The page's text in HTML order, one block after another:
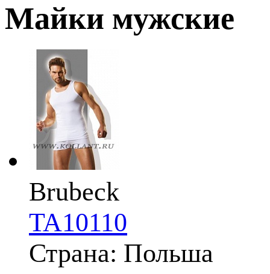
Майки мужские
Brubeck
TA10110
Страна: Польша